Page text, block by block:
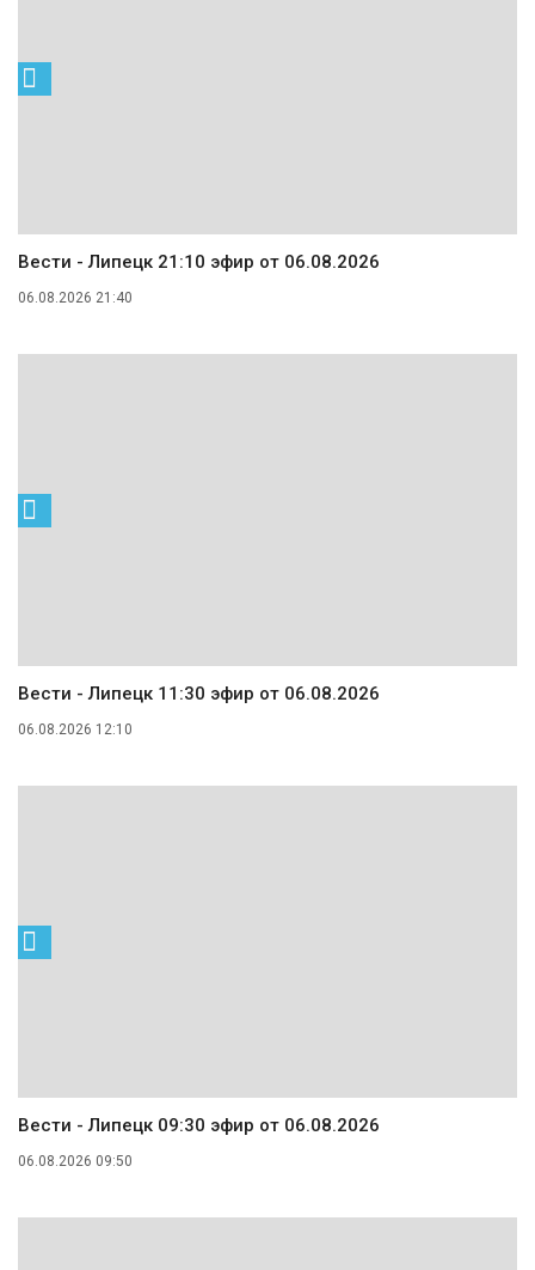
Вести - Липецк 21:10 эфир от 06.08.2026
06.08.2026 21:40
Вести - Липецк 11:30 эфир от 06.08.2026
06.08.2026 12:10
Вести - Липецк 09:30 эфир от 06.08.2026
06.08.2026 09:50